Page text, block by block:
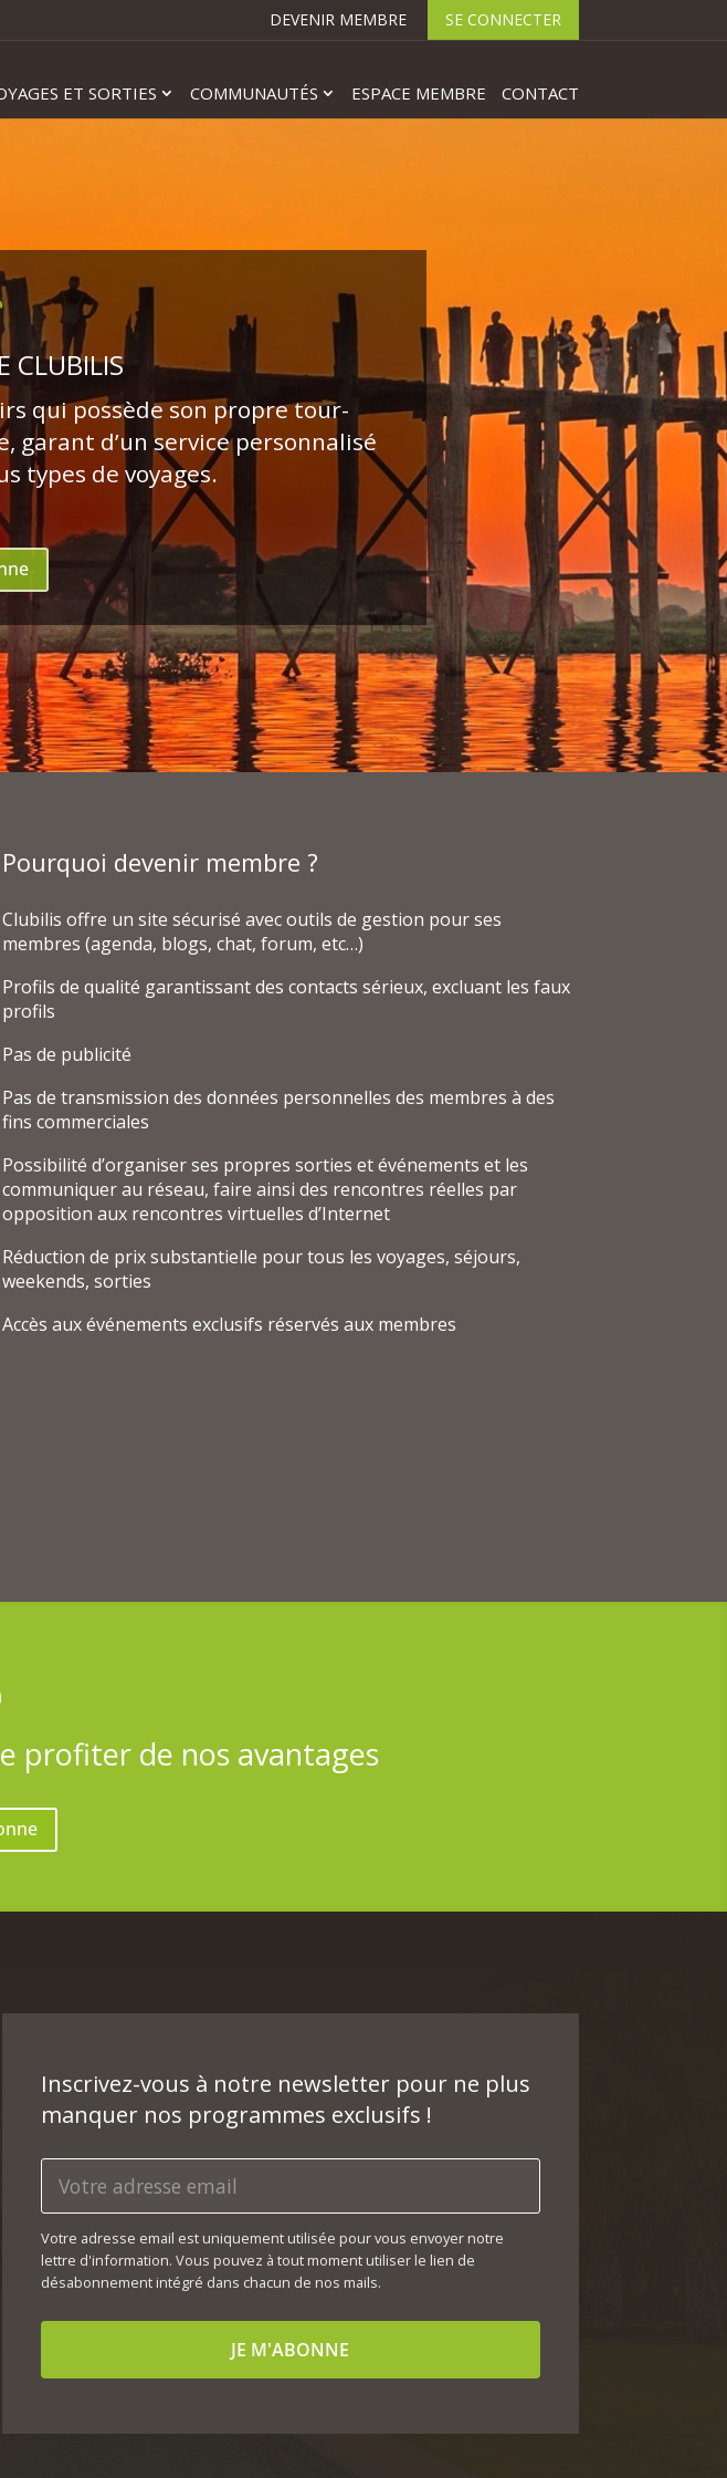
DEVENIR MEMBRE SE CONNECTER
ET SORTIES COMMUNAUTÉS ESPACE MEMBRE CONTACT
CLUBILIS
qui possède son propre tour-
garant d’un service personnalisé
types de voyages.
Pourquoi devenir membre ?
Clubilis offre un site sécurisé avec outils de gestion pour ses
membres (agenda, blogs, chat, forum, etc…)
Profils de qualité garantissant des contacts sérieux, excluant les faux
profils
Pas de publicité
Pas de transmission des données personnelles des membres à des
fins commerciales
Possibilité d’organiser ses propres sorties et événements et les
communiquer au réseau, faire ainsi des rencontres réelles par
opposition aux rencontres virtuelles d’Internet
Réduction de prix substantielle pour tous les voyages, séjours,
weekends, sorties
Accès aux événements exclusifs réservés aux membres
profiter de nos avantages
Inscrivez-vous à notre newsletter pour ne plus
manquer nos programmes exclusifs !
Votre adresse email est uniquement utilisée pour vous envoyer notre
lettre d'information. Vous pouvez à tout moment utiliser le lien de
désabonnement intégré dans chacun de nos mails.